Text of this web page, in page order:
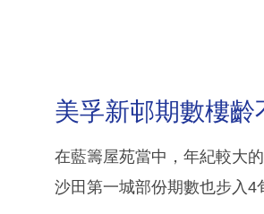
美孚新邨期數樓齡
在藍籌屋苑當中，年紀較大
沙田第一城部份期數也步入4